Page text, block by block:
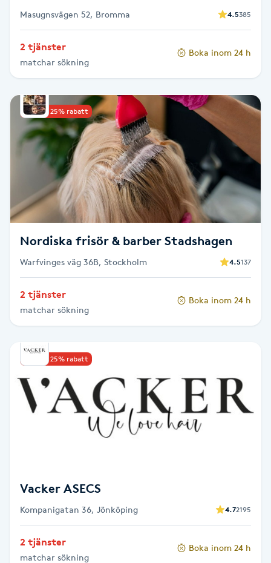
Gruppträning
Gua Sha-massage
Headspa
Healing
Herrklippning
HIFU
Hollywood Peel
Hot Stone Massage
Hot yoga
Hudföryngring
Huduppstramning
Masugnsvägen 52, Bromma 4.5385
2 tjänster
matchar sökning
Boka inom 24 h
Upp till 25% rabatt
Nordiska frisör & barber Stadshagen
Warfvinges väg 36B, Stockholm 4.5137
2 tjänster
matchar sökning
Boka inom 24 h
Upp till 25% rabatt
Vacker ASECS
Kompanigatan 36, Jönköping 4.72195
2 tjänster
matchar sökning
Boka inom 24 h